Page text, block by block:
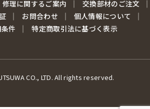
修理に関するご案内
交換部材のご注文
お問合わせ
個人情報について
件
特定商取引法に基づく表示
CO., LTD. All rights reserved.